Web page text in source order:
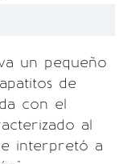
un pequeño
de
con el
al
interpretó a